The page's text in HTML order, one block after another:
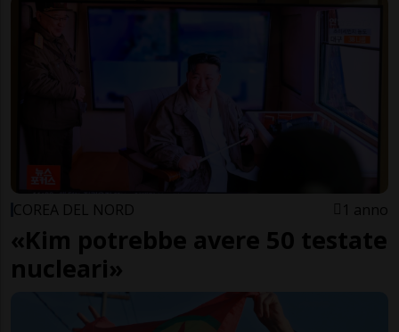
COREA DEL NORD 1 anno
«Kim potrebbe avere 50 testate
nucleari»